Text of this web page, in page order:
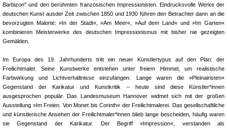
Barbizon" und den berühmten französischen Impressionisten. Eindrucksvolle Werke der
deutschen Kunst ausder Zeit zwischen 1850 und 1930 führen den Betrachter dann an die
bevorzugten Malorte: »In der Stadt«, »Am Meer«, »Auf dem Land« und »Im Garten«
kombinieren Meisterwerke des deutschen Impressionismus mit bisher nie gezeigten
Gemälden.
Im Europa des 19. Jahrhunderts tritt ein neuer Künstlertypus auf den Plan: der
Freilichtmaler. Seine Kunstwerke entstehen unter freiem Himmel, um realistische
Farbwirkung und Lichtverhältnisse einzufangen. Lange waren die »Pleinairisten«
Gegenstand der Karikatur und Kunstkritik – heute sind diese Künstler*innen
ausgesprochen populär. Das Landesmuseum Hannover widmet sich mit der großen
Ausstellung »Im Freien. Von Monet bis Corinth« der Freilichtmalerei. Das gesellschaftliche
und künstlerische Ansehen der Freilichtmaler*innen blieb lange bescheiden, häufig waren
sie Gegenstand der Karikatur. Der Begriff »Impression«, verstanden als